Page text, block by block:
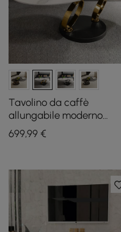
Tavolino da caffè
allungabile moderno
bianco con piedistallo in
metallo a forma di anello
699,99 €